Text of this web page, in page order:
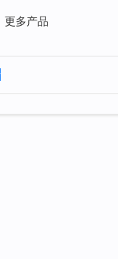
更多产品